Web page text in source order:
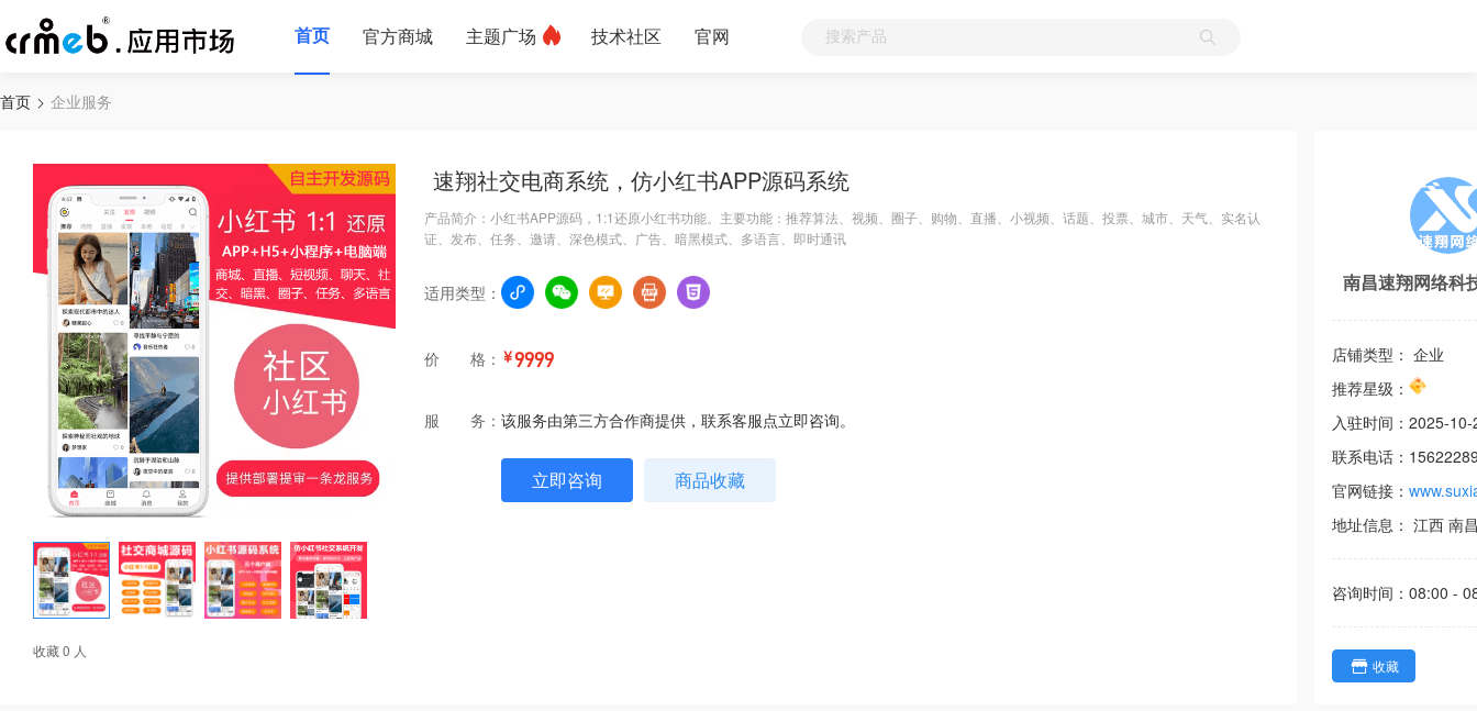
首页 官方商城 主题广场 技术社区 官网
首页 企业服务
收藏 0 人
速翔社交电商系统，仿小红书APP源码系统
产品简介：小红书APP源码，1:1还原小红书功能。主要功能：推荐算法、视频、圈子、购物、直播、小视频、话题、投票、城市、天气、实名认
证、发布、任务、邀请、深色模式、广告、暗黑模式、多语言、即时通讯
适用类型：
价 格： ￥9999
服 务： 该服务由第三方合作商提供，联系客服点立即咨询。
立即咨询 商品收藏
南昌速翔网络科
店铺类型： 企业
推荐星级：
入驻时间： 2025-10-
联系电话：
官网链接：
地址信息： 江西 南
咨询时间： 08:00 -
收藏